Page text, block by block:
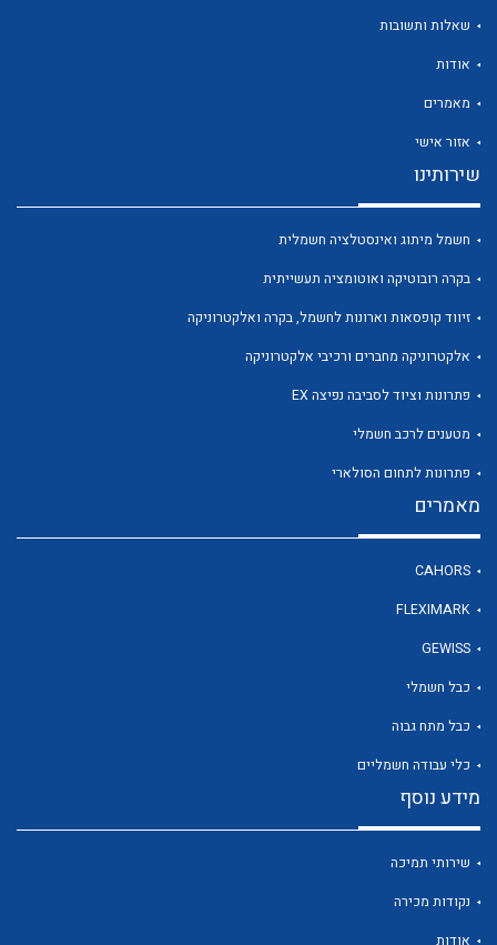
לכל מוצרי היצרן
שאלות ותשובות
אודות
מאמרים
אזור אישי
שירותינו
חשמל מיתוג ואינסטלציה חשמלית
בקרה רובוטיקה ואוטומציה תעשייתית
זיווד קופסאות וארונות לחשמל, בקרה ואלקטרוניקה
אלקטרוניקה מחברים ורכיבי אלקטרוניקה
פתרונות וציוד לסביבה נפיצה EX
מטענים לרכב חשמלי
פתרונות לתחום הסולארי
מאמרים
CAHORS
FLEXIMARK
GEWISS
כבל חשמלי
כבל מתח גבוה
כלי עבודה חשמליים
מידע נוסף
שירותי תמיכה
נקודות מכירה
אודות